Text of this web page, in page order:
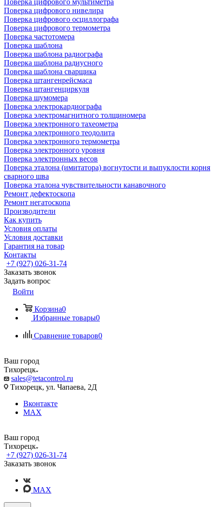
Поверка цифрового мультиметра
Поверка цифрового нивелира
Поверка цифрового осциллографа
Поверка цифрового термометра
Поверка частотомера
Поверка шаблона
Поверка шаблона радиографа
Поверка шаблона радиусного
Поверка шаблона сварщика
Поверка штангенрейсмаса
Поверка штангенциркуля
Поверка шумомера
Поверка электрокардиографа
Поверка электромагнитного толщиномера
Поверка электронного тахеометра
Поверка электронного теодолита
Поверка электронного термометра
Поверка электронного уровня
Поверка электронных весов
Поверка эталона (имитатора) вогнутости и выпуклости корня
сварного шва
Поверка эталона чувствительности канавочного
Ремонт дефектоскопа
Ремонт негатоскопа
Производители
Как купить
Условия оплаты
Условия доставки
Гарантия на товар
Контакты
+7 (927) 026-31-74
Заказать звонок
Задать вопрос
Войти
Корзина0
Избранные товары0
Сравнение товаров0
Ваш город
Тихорецк
sales@tetacontrol.ru
Тихорецк, ул. Чапаева, 2Д
Вконтакте
MAX
Ваш город
Тихорецк
+7 (927) 026-31-74
Заказать звонок
MAX